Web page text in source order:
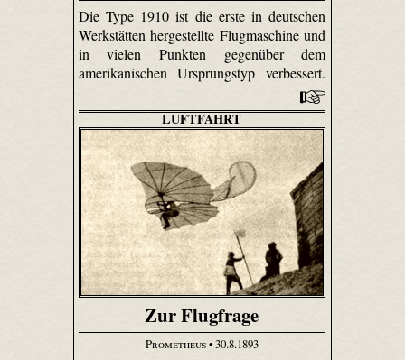
Die Type 1910 ist die erste in deutschen
Werkstätten hergestellte Flugmaschine und
in vielen Punkten gegenüber dem
amerikanischen Ursprungstyp verbessert.
LUFTFAHRT
Zur Flugfrage
Prometheus• 30.8.1893